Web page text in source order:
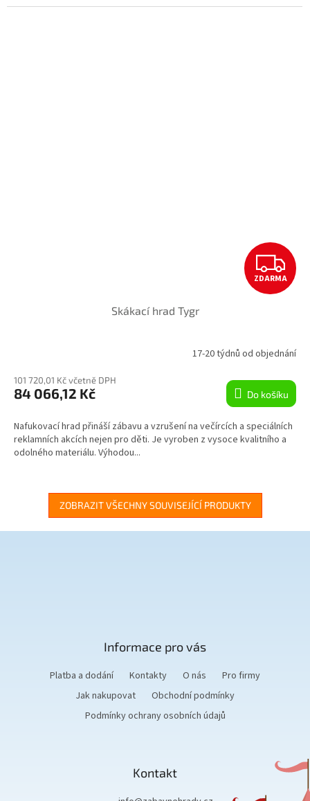
Z
D
R
M
A
ZDARMA
Skákací hrad Tygr
17-20 týdnů od objednání
101 720,01 Kč včetně DPH
84 066,12 Kč Do košíku
Nafukovací hrad přináší zábavu a vzrušení na večírcích a speciálních
reklamních akcích nejen pro děti. Je vyroben z vysoce kvalitního a
odolného materiálu. Výhodou...
ZOBRAZIT VŠECHNY SOUVISEJÍCÍ PRODUKTY
Informace pro vás
Platba a dodání Kontakty O nás
Pro firmy
Jak nakupovat
Obchodní podmínky
Podmínky ochrany osobních údajů
Kontakt